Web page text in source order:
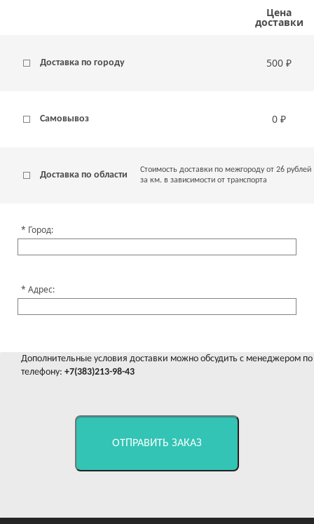
Цена
доставки
Доставка по городу 500 ₽
Самовывоз 0 ₽
Доставка по области
Стоимость доставки по межгороду от 26 рублей
за км. в зависимости от транспорта
Город:
Адрес:
Дополнительные условия доставки можно обсудить с менеджером по
телефону: +7(383)213-98-43
ОТПРАВИТЬ ЗАКАЗ